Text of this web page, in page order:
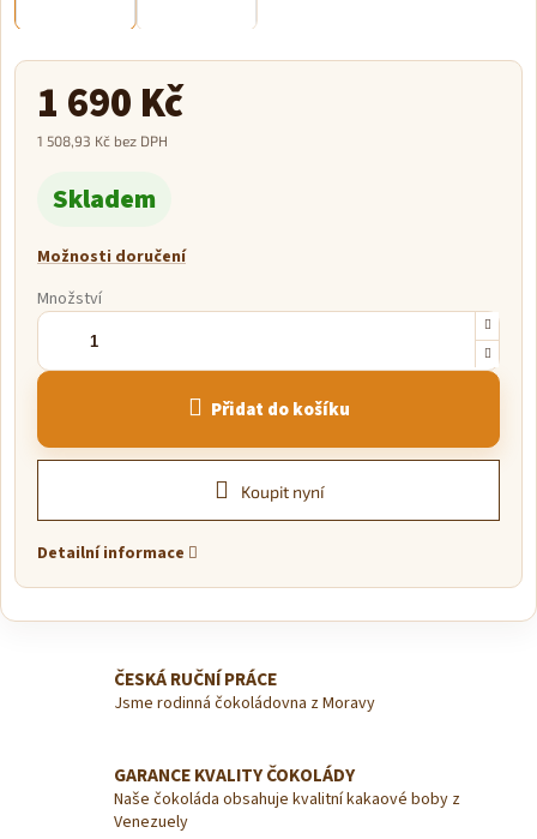
1 690 Kč
1 508,93 Kč bez DPH
cena:
Skladem
Možnosti doručení
Množství
Přidat do košíku
Koupit nyní
Detailní informace
ČESKÁ RUČNÍ PRÁCE
Jsme rodinná čokoládovna z Moravy
GARANCE KVALITY ČOKOLÁDY
Naše čokoláda obsahuje kvalitní kakaové boby z
Venezuely